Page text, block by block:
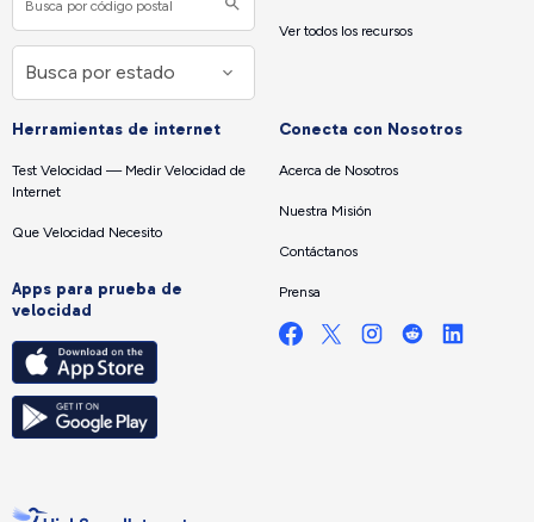
Ver todos los recursos
Herramientas de internet
Test Velocidad — Medir Velocidad de
Internet
Que Velocidad Necesito
Apps para prueba de
velocidad
Conecta con Nosotros
Acerca de Nosotros
Nuestra Misión
Contáctanos
Prensa